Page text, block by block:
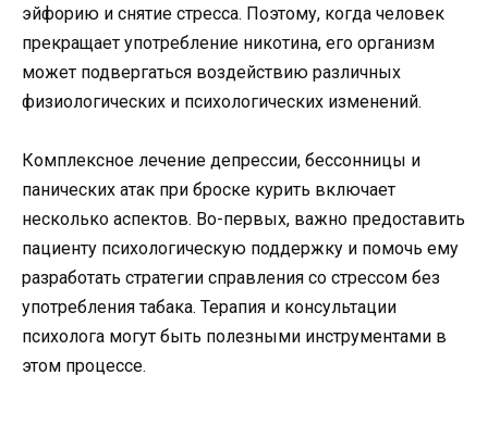
эйфорию и снятие стресса. Поэтому, когда человек
прекращает употребление никотина, его организм
может подвергаться воздействию различных
физиологических и психологических изменений.
Комплексное лечение депрессии, бессонницы и
панических атак при броске курить включает
несколько аспектов. Во-первых, важно предоставить
пациенту психологическую поддержку и помочь ему
разработать стратегии справления со стрессом без
употребления табака. Терапия и консультации
психолога могут быть полезными инструментами в
этом процессе.